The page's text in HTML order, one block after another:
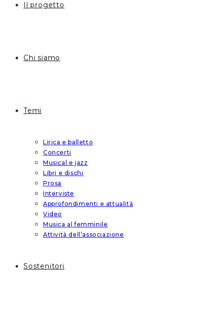
Il progetto
Chi siamo
Temi
Lirica e balletto
Concerti
Musical e jazz
Libri e dischi
Prosa
Interviste
Approfondimenti e attualità
Video
Musica al femminile
Attività dell’associazione
Sostenitori